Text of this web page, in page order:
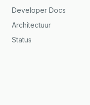
Developer Docs
Architectuur
Status